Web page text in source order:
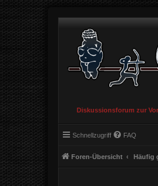
Diskussionsforum zur
Schnellzugriff FAQ
Foren-Übersicht Häufig